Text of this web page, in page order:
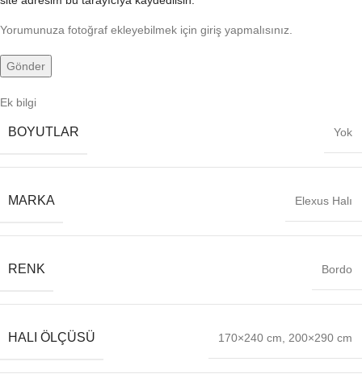
Yorumunuza fotoğraf ekleyebilmek için giriş yapmalısınız.
Ek bilgi
BOYUTLAR Yok
MARKA Elexus Halı
RENK Bordo
HALI ÖLÇÜSÜ 170×240 cm 200×290 cm